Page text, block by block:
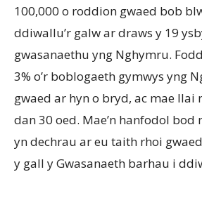
100,000 o roddion gwaed bob
ddiwallu’r galw ar draws y 19
gwasanaethu yng Nghymru.
3% o’r boblogaeth gymwys yng
gwaed ar hyn o bryd, ac mae llai
dan 30 oed. Mae’n hanfodol
yn dechrau ar eu taith rhoi
y gall y Gwasanaeth barhau i